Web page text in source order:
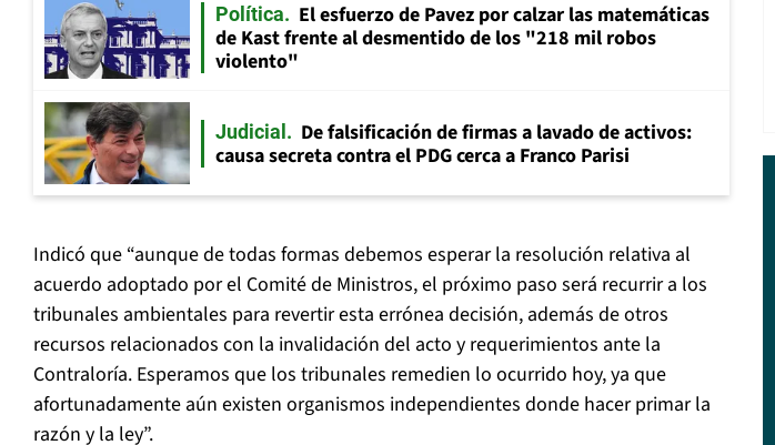
Política
El esfuerzo de Pavez por calzar las matemáticas
de Kast frente al desmentido de los "218 mil robos
violento"
Judicial
De falsificación de firmas a lavado de activos:
causa secreta contra el PDG cerca a Franco Parisi
Indicó que “aunque de todas formas debemos esperar la resolución relativa al
acuerdo adoptado por el Comité de Ministros, el próximo paso será recurrir a los
tribunales ambientales para revertir esta errónea decisión, además de otros
recursos relacionados con la invalidación del acto y requerimientos ante la
Contraloría. Esperamos que los tribunales remedien lo ocurrido hoy, ya que
afortunadamente aún existen organismos independientes donde hacer primar la
razón y la ley”.